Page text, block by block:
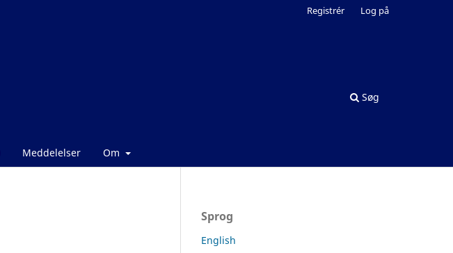
Meddelelser Om
Søg
Registrér Log på
Sprog
English